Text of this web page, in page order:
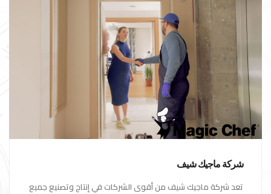
شركة ماجيك شيف
تعد شركة ماجيك شيف من أقوى الشركات في إنتاج وتصنيع جميع